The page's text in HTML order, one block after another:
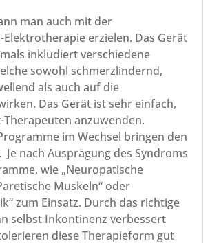
man auch mit der
erzielen. Das Gerät
inkludiert verschiedene
sowohl schmerzlindernd,
als auch auf die
Das Gerät ist sehr einfach,
anzuwenden.
im Wechsel bringen den
nach Ausprägung des Syndroms
wie „Neuropatische
Muskeln“ oder
zum Einsatz. Durch das richtige
selbst Inkontinenz verbessert
diese Therapieform gut